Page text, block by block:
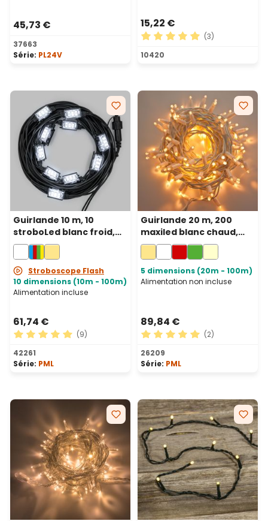
45,73 €
37663
Série: PL24V
15,22 €
Note moyenne de 5 sur 5
(3)
10420
Guirlande 10 m, 10
stroboLed blanc froid,
câble noir, prolongeable
Stroboscope Flash
10 dimensions (10m - 100m)
Alimentation incluse
61,74 €
Note moyenne de 5 sur 5 étoiles
(9)
42261
Série: PML
Guirlande 20 m, 200
maxiled blanc chaud,
câble blanc,
prolongeable, IP67
5 dimensions (20m - 100m)
Alimentation non incluse
89,84 €
Note moyenne de 5 sur 5
(2)
26209
Série: PML